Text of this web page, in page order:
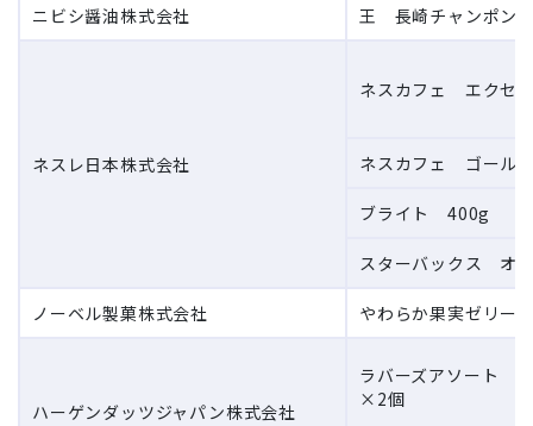
ニビシ醤油株式会社 王 長崎チャンポ
ネスレ日本株式会社
ネスカフェ エク
ネスカフェ ゴール
ブライト 400g
スターバックス オ
ノーベル製菓株式会社 やわらか果実ゼリ
ハーゲンダッツジャパン株式会社
ラバーズアソート
×2個